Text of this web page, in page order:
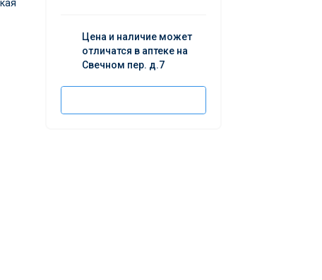
Цена и наличие может
отличатся в аптеке на
Свечном пер. д.7